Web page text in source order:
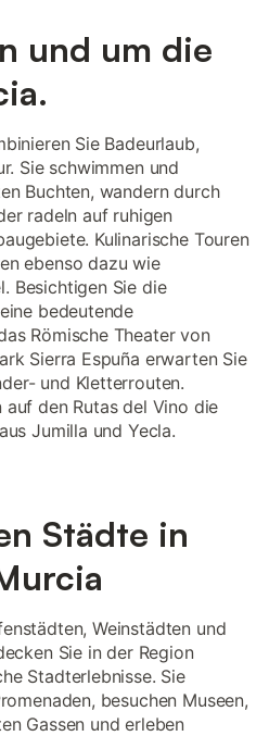
und um die
Sie Badeurlaub,
Sie schwimmen und
Buchten, wandern durch
radeln auf ruhigen
Kulinarische Touren
ebenso dazu wie
Besichtigen Sie die
bedeutende
Römische Theater von
Sierra Espuña erwarten Sie
und Kletterrouten.
den Rutas del Vino die
Jumilla und Yecla.
Städte in
Weinstädten und
Sie in der Region
Stadterlebnisse. Sie
besuchen Museen,
Gassen und erleben